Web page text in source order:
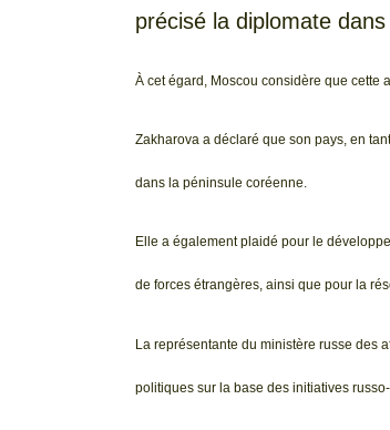
précisé la diplomate
À cet égard, Moscou considère que cette
Zakharova a déclaré que son pays, en
dans la péninsule coréenne.
Elle a également plaidé pour le
de forces étrangères, ainsi que pour la
La représentante du ministère russe des
politiques sur la base des initiatives